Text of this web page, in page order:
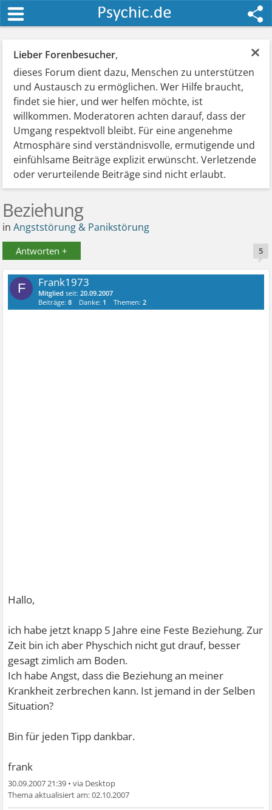
×
Lieber Forenbesucher,
dieses Forum dient dazu, Menschen zu unterstützen
und Austausch zu ermöglichen. Wer Hilfe braucht,
findet sie hier, und wer helfen möchte, ist
willkommen. Moderatoren achten darauf, dass der
Umgang respektvoll bleibt. Für eine angenehme
Atmosphäre sind verständnisvolle, ermutigende und
einfühlsame Beiträge explizit erwünscht. Verletzende
oder verurteilende Beiträge sind nicht erlaubt.
Beziehung
inAngststörung & Panikstörung
Antworten + 5
F Frank1973
Mitglied seit:20.09.2007
Beiträge:8 Danke: 1 Themen:2
Hallo,
ich habe jetzt knapp 5 Jahre eine Feste Beziehung. Zur
Zeit bin ich aber Physchich nicht gut drauf, besser
gesagt zimlich am Boden.
Ich habe Angst, dass die Beziehung an meiner
Krankheit zerbrechen kann. Ist jemand in der Selben
Situation?
Bin für jeden Tipp dankbar.
frank
30.09.2007 21:39 •
02.10.2007